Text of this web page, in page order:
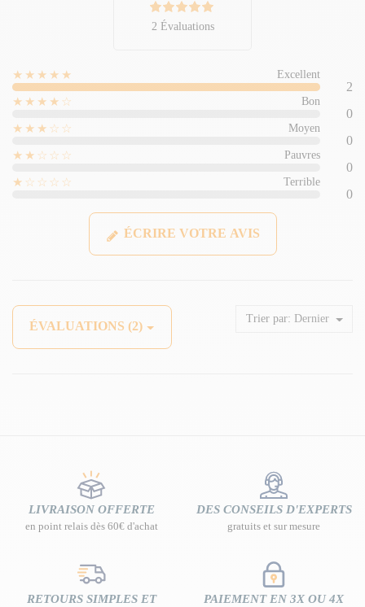
2 Évaluations
★★★★★ Excellent
2
★★★★☆
Bon
0
★★★☆☆
Moyen
0
★★☆☆☆
Pauvres
0
★☆☆☆☆
Terrible
0
ÉCRIRE VOTRE AVIS
ÉVALUATIONS (2)
Trier par: Dernier
LIVRAISON OFFERTE
en point relais dès 60€ d'achat
DES CONSEILS D'EXPERTS
gratuits et sur mesure
RETOURS SIMPLES ET
PAIEMENT EN 3X OU 4X